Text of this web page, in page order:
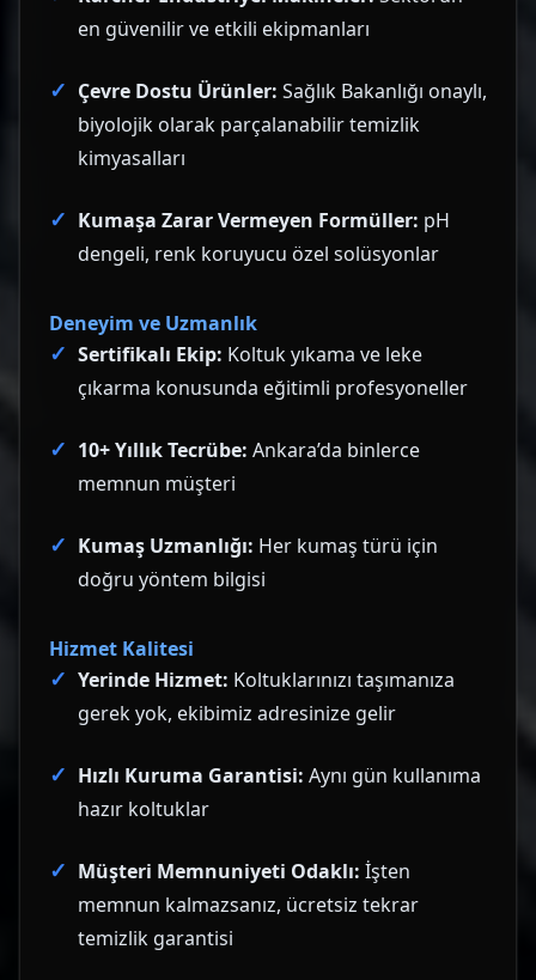
en güvenilir ve etkili ekipmanları
Çevre Dostu Ürünler: Sağlık Bakanlığı onaylı,
biyolojik olarak parçalanabilir temizlik
kimyasalları
Kumaşa Zarar Vermeyen Formüller: pH
dengeli, renk koruyucu özel solüsyonlar
Deneyim ve Uzmanlık
Sertifikalı Ekip: Koltuk yıkama ve leke
çıkarma konusunda eğitimli profesyoneller
10+ Yıllık Tecrübe: Ankara’da binlerce
memnun müşteri
Kumaş Uzmanlığı: Her kumaş türü için
doğru yöntem bilgisi
Hizmet Kalitesi
Yerinde Hizmet: Koltuklarınızı taşımanıza
gerek yok, ekibimiz adresinize gelir
Hızlı Kuruma Garantisi: Aynı gün kullanıma
hazır koltuklar
Müşteri Memnuniyeti Odaklı: İşten
memnun kalmazsanız, ücretsiz tekrar
temizlik garantisi